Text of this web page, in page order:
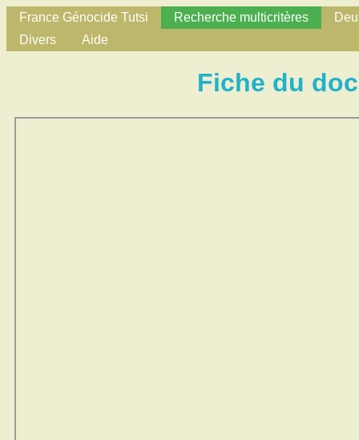
France Génocide Tutsi Recherche multicritères
Divers
Aide
Fiche du